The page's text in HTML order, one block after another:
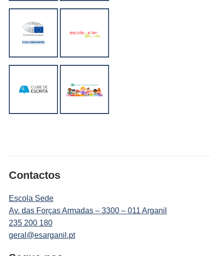
Contactos
Escola Sede
Av. das Forças Armadas – 3300 – 011 Arganil
235 200 180
geral@esarganil.pt